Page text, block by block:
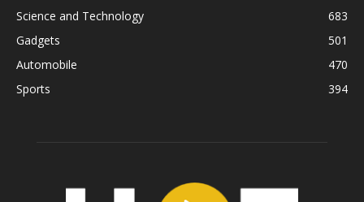
Science and Technology
683
Gadgets
501
Automobile
470
Sports
394